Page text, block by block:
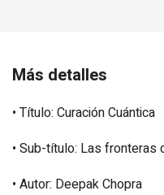
Más detalles
• Título: Curación Cuántica
• Sub-título: Las fronteras
• Autor: Deepak Chopra